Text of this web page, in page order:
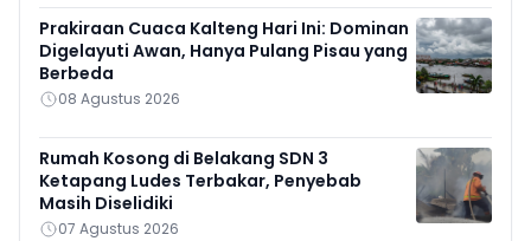
Prakiraan Cuaca Kalteng Hari Ini: Dominan
Digelayuti Awan, Hanya Pulang Pisau yang
Berbeda
08 Agustus 2026
Rumah Kosong di Belakang SDN 3
Ketapang Ludes Terbakar, Penyebab
Masih Diselidiki
07 Agustus 2026